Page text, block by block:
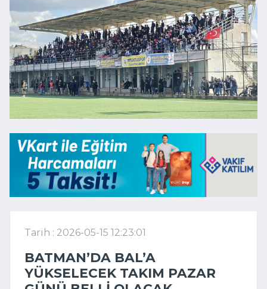
Tarih : 2026-05-15 12:23:01
BATMAN’DA BAL’A
YÜKSELECEK TAKIM PAZAR